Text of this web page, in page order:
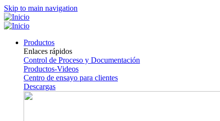
Skip to main navigation
Productos
Enlaces rápidos
Control de Proceso y Documentación
Productos-Videos
Centro de ensayo para clientes
Descargas